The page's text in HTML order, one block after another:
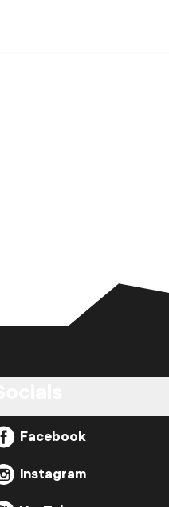
Facebook
Instagram